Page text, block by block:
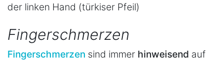
der linken Hand (türkiser Pfeil)
Fingerschmerzen
Fingerschmerzen sind immer hinweisend auf